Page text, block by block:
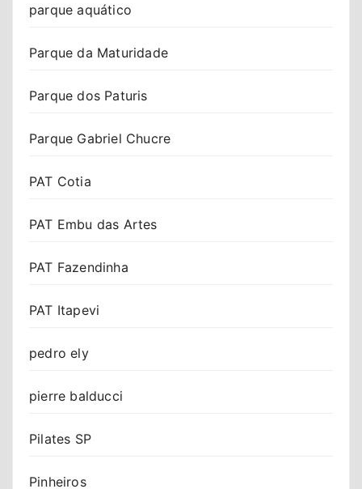
parque aquático
Parque da Maturidade
Parque dos Paturis
Parque Gabriel Chucre
PAT Cotia
PAT Embu das Artes
PAT Fazendinha
PAT Itapevi
pedro ely
pierre balducci
Pilates SP
Pinheiros